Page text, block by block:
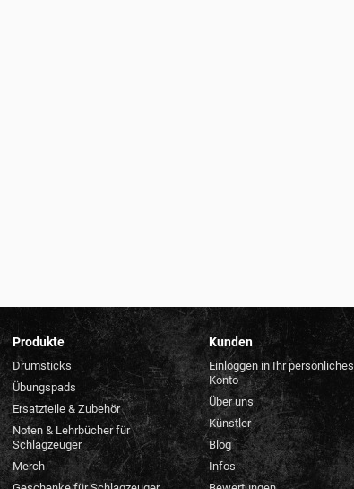
Produkte
Drumsticks
Übungspads
Ersatzteile & Zubehör
Noten & Lehrbücher für
Schlagzeuger
Merch
Kunden
Einloggen in Ihr persönliches
Konto
Über uns
Künstler
Blog
Infos